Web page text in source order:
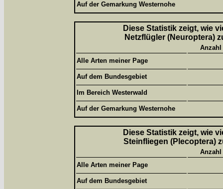
Auf der Gemarkung Westernohe
Diese Statistik zeigt, wie
Netzflügler (Neuroptera)
Alle Arten meiner Page
Auf dem Bundesgebiet
Im Bereich Westerwald
Auf der Gemarkung Westernohe
Diese Statistik zeigt, wie
Steinfliegen (Plecoptera)
Alle Arten meiner Page
Auf dem Bundesgebiet